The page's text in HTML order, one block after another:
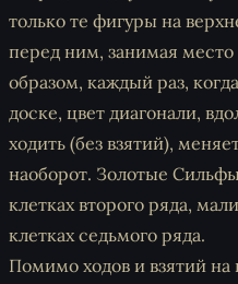
только те фигуры на
перед ним, занимая
образом, каждый раз,
доске, цвет диагонали,
ходить (без взятий),
наоборот. Золотые
клетках второго ряда,
клетках седьмого ряда.
Помимо ходов и взятий